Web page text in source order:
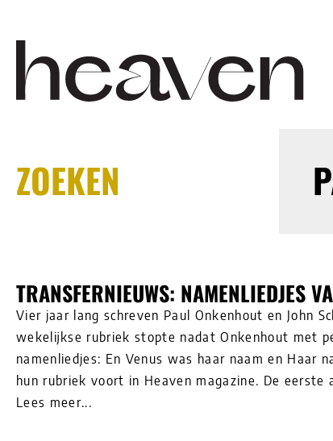
ZOEKEN
TRANSFERNIEUWS: NAMENLIEDJES
Vier jaar lang schreven Paul Onkenhout en John
wekelijkse rubriek stopte nadat Onkenhout met
namenliedjes: En Venus was haar naam en Haar
hun rubriek voort in Heaven magazine. De
Lees meer...